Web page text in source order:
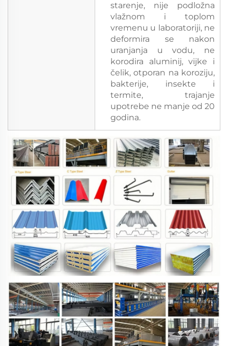
starenje, nije podložna
vlažnom i toplom
vremenu u laboratoriji, ne
deformira se nakon
uranjanja u vodu, ne
korodira aluminij, vijke i
čelik, otporan na koroziju,
bakterije, insekte i
termite, trajanje
upotrebe ne manje od 20
godina.